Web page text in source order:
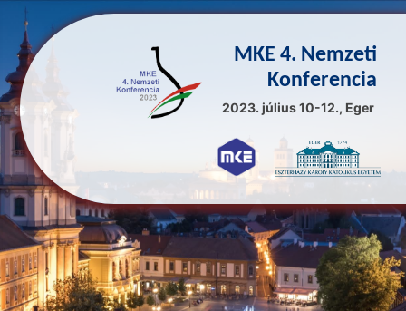
MKE 4. Nemzeti
Konferencia
2023. július 10-12., Eger